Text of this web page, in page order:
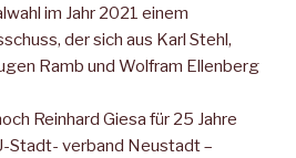
im Jahr 2021 einem
der sich aus Karl Stehl,
Ramb und Wolfram Ellenberg
Reinhard Giesa für 25 Jahre
Stadt- verband Neustadt –